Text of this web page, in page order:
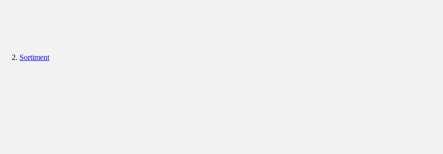
Sortiment